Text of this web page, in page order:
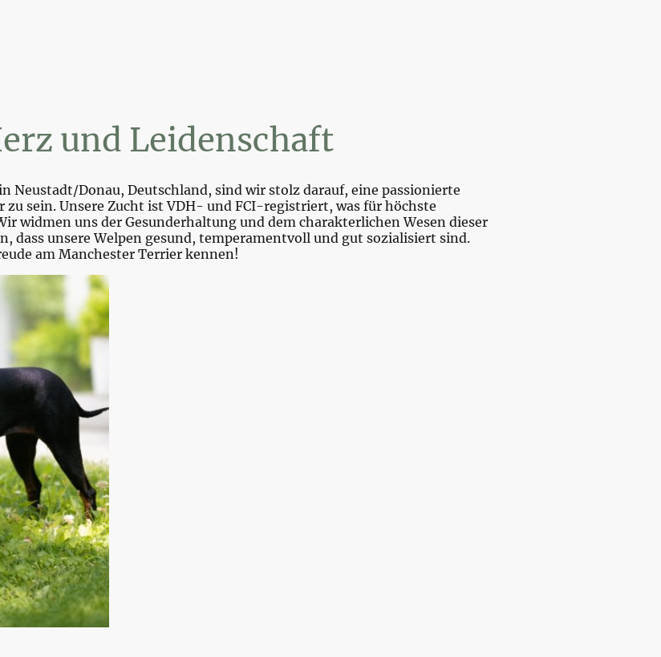
und Leidenschaft
Neustadt/Donau, Deutschland, sind wir stolz darauf, eine passionierte
sein. Unsere Zucht ist VDH- und FCI-registriert, was für höchste
widmen uns der Gesunderhaltung und dem charakterlichen Wesen dieser
dass unsere Welpen gesund, temperamentvoll und gut sozialisiert sind.
am Manchester Terrier kennen!